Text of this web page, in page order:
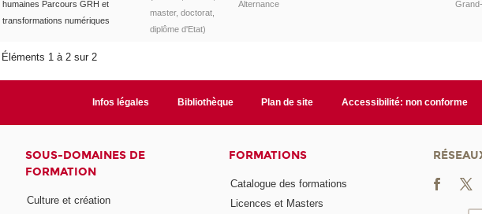
humaines Parcours GRH et
transformations numériques
master, doctorat,
diplôme d'Etat)
Alternance
Éléments 1 à 2 sur 2
Infos légales Bibliothèque Plan de site Accessibilité: non conforme
SOUS-DOMAINES DE
FORMATION
Culture et création
FORMATIONS
Catalogue des formations
Licences et Masters